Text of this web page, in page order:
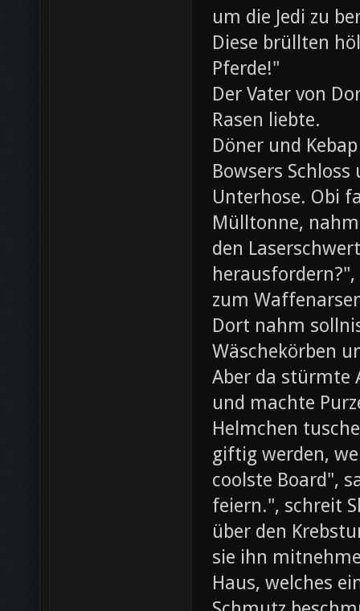
um die Jedi zu
Diese brüllten
Pferde!"
Der Vater von
Rasen liebte.
Döner und
Bowsers
Unterhose. Obi
Mülltonne,
den
zum
Dort nahm
Wäschekörben
Aber da stürmte
und machte
Helmchen
giftig werden,
coolste Board",
feiern.", schreit
über den
sie ihn
Haus, welches